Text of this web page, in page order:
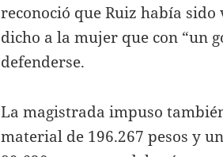
reconoció que Ruiz había
dicho a la mujer que con “un
defenderse.
La magistrada impuso
material de 196.267 pesos y